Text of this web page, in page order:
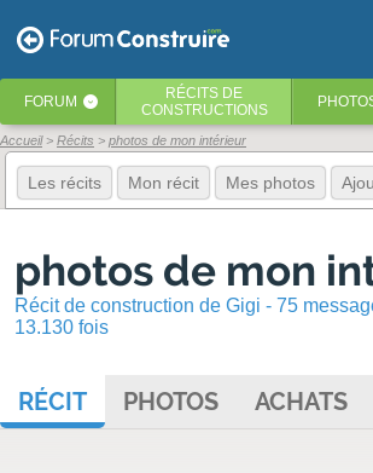
FORUM ‹ RÉCITS DE
CONSTRUCTIONS
Accueil Récits photos de mon intérieur
Les récits Mon récit Mes photos
photos de mon
Récit de construction de Gigi - 75
13.130 fois
RÉCIT PHOTOS ACHATS